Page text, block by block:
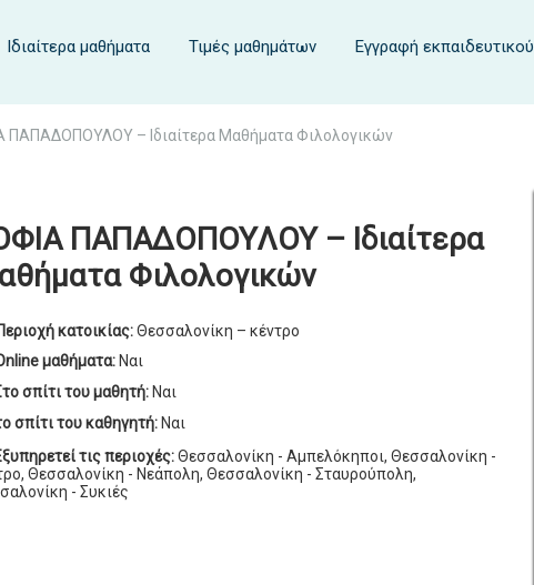
Ιδιαίτερα μαθήματα Τιμές μαθημάτων Εγγραφή εκπαιδευτικού
ΠΑΠΑΔΟΠΟΥΛΟΥ – Ιδιαίτερα Μαθήματα Φιλολογικών
ΠΑΠΑΔΟΠΟΥΛΟΥ – Ιδιαίτερα
Φιλολογικών
κατοικίας:Θεσσαλονίκη – κέντρο
μαθήματα:Ναι
σπίτι του μαθητή:Ναι
σπίτι του καθηγητή:Ναι
τις περιοχές:Θεσσαλονίκη - Αμπελόκηποι, Θεσσαλονίκη -
Θεσσαλονίκη - Νεάπολη, Θεσσαλονίκη - Σταυρούπολη,
- Συκιές